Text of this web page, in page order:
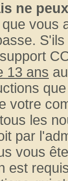
ne
vous
13 ans
votre
les
par
vous
est